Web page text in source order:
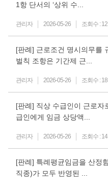
1항 단서의 ‘상위 수...
관리자 2026-05-26 조회수 :12
[판례] 근로조건 명시의무를
벌칙 조항은 기간제 근...
관리자 2026-05-26 조회수 :18
[판례] 직상 수급인이 근로자
급인에게 임금 상당액...
관리자 2026-05-26 조회수 :14
[판례] 특례평균임금을 산정
직종)가 모두 반영된 ...